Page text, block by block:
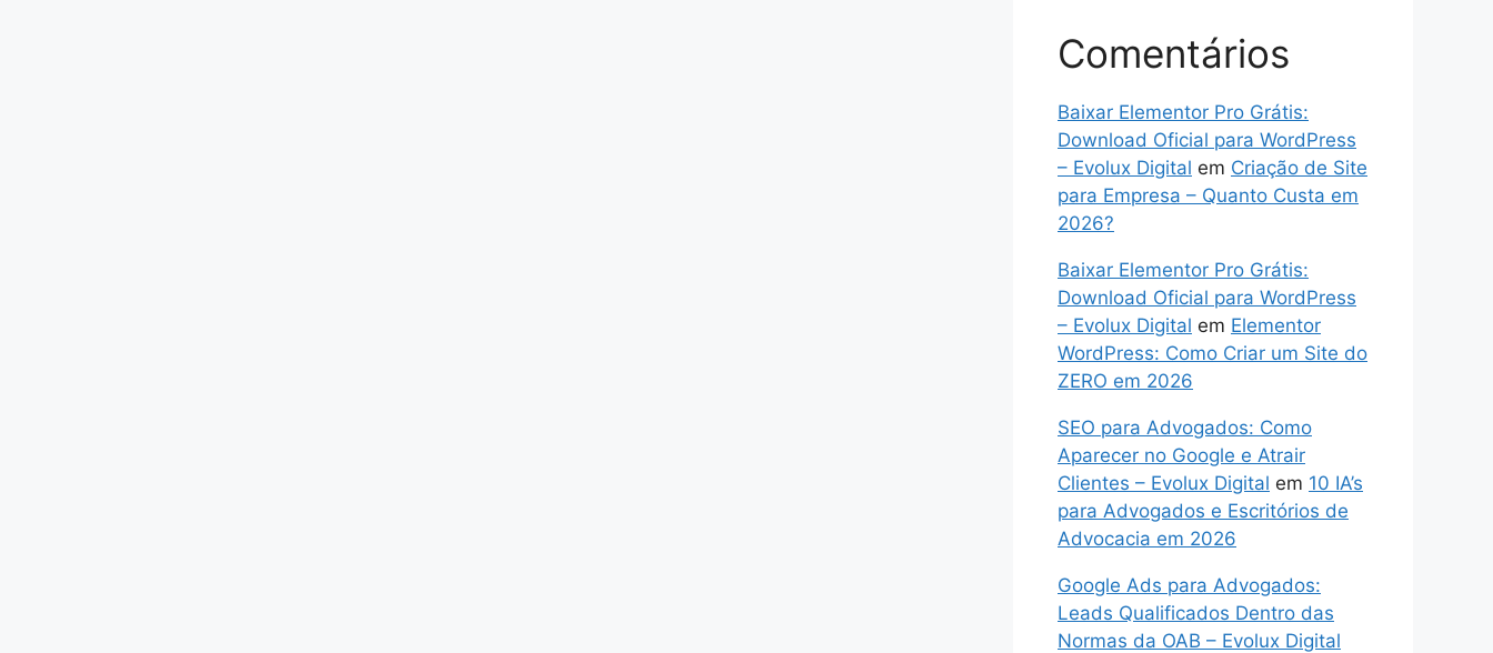
Comentários
Baixar Elementor Pro Grátis:
Download Oficial para WordPress
– Evolux Digital em Criação de Site
para Empresa – Quanto Custa em
2026?
Baixar Elementor Pro Grátis:
Download Oficial para WordPress
– Evolux Digital em Elementor
WordPress: Como Criar um Site do
ZERO em 2026
SEO para Advogados: Como
Aparecer no Google e Atrair
Clientes – Evolux Digital em 10 IA’s
para Advogados e Escritórios de
Advocacia em 2026
Google Ads para Advogados:
Leads Qualificados Dentro das
Normas da OAB – Evolux Digital